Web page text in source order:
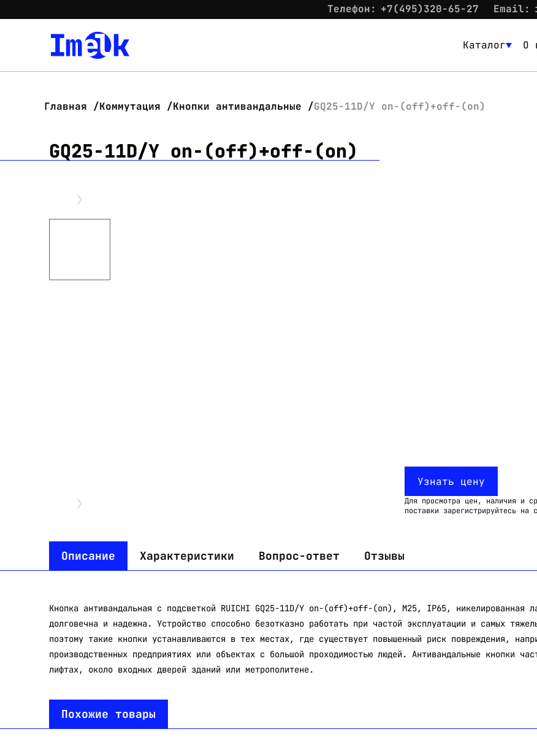
Телефон: +7(495)320-65-27 Email:
Каталог О
Главная Коммутация Кнопки антивандальные GQ25-11D/Y on-(off)+off-(on)
GQ25-11D/Y on-(off)+off-(on)
Узнать цену
Для просмотра цен, наличия и
поставки зарегистрируйтесь на
Описание Характеристики Вопрос-ответ Отзывы
Кнопка антивандальная с подсветкой RUICHI GQ25-11D/Y on-(off)+off-(on), М25, IP65, никелированная
долговечна и надежна. Устройство способно безотказно работать при частой эксплуатации и самых
поэтому такие кнопки устанавливаются в тех местах, где существует повышенный риск повреждения,
производственных предприятиях или объектах с большой проходимостью людей. Антивандальные кнопки
лифтах, около входных дверей зданий или метрополитене.
Похожие товары